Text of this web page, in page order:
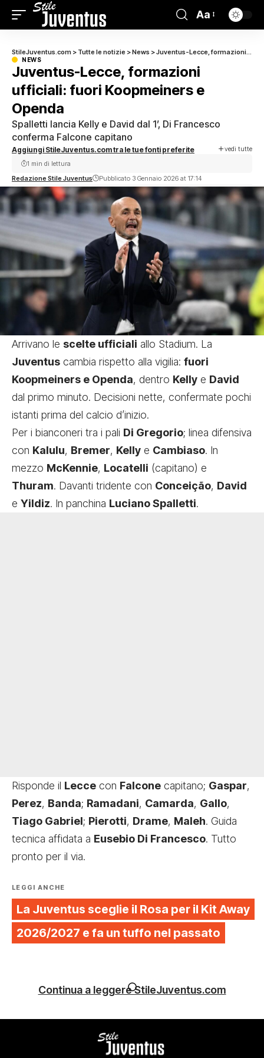
Aa
StileJuventus.com > Tutte le notizie >News >Juventus-Lecce, formazioni ufficiali: fuori Koopmeiners e Openda
NEWS
Juventus-Lecce, formazioni
ufficiali: fuori Koopmeiners e
Openda
Spalletti lancia Kelly e David dal 1’, Di Francesco
conferma Falcone capitano
Aggiungi StileJuventus.com tra le tue fonti preferite vedi tutte
Redazione Stile Juventus Pubblicato 3 Gennaio 2026 at 17:14
1 min di lettura
Arrivano le scelte ufficiali allo Stadium. La
Juventus cambia rispetto alla vigilia: fuori
Koopmeiners e Openda, dentro Kelly e David
dal primo minuto. Decisioni nette, confermate pochi
istanti prima del calcio d’inizio.
Per i bianconeri tra i pali Di Gregorio; linea difensiva
con Kalulu, Bremer, Kelly e Cambiaso. In
mezzo McKennie, Locatelli (capitano) e
Thuram. Davanti tridente con Conceição, David
e Yildiz. In panchina Luciano Spalletti.
Risponde il Lecce con Falcone capitano; Gaspar,
Perez, Banda; Ramadani, Camarda, Gallo,
Tiago Gabriel; Pierotti, Drame, Maleh. Guida
tecnica affidata a Eusebio Di Francesco. Tutto
pronto per il via.
LEGGI ANCHE
La Juventus sceglie il Rosa per il Kit Away
2026/2027 e fa un tuffo nel passato
Continua a leggere StileJuventus.com